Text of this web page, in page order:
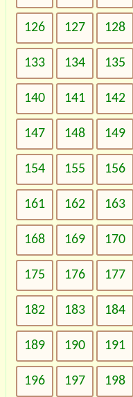
126 127 128
133 134 135
140 141 142
147 148 149
154 155 156
161 162 163
168 169 170
175 176 177
182 183 184
189 190 191
196 197 198